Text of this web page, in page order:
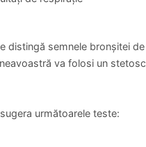
semnele bronșitei de
va folosi un
următoarele teste: